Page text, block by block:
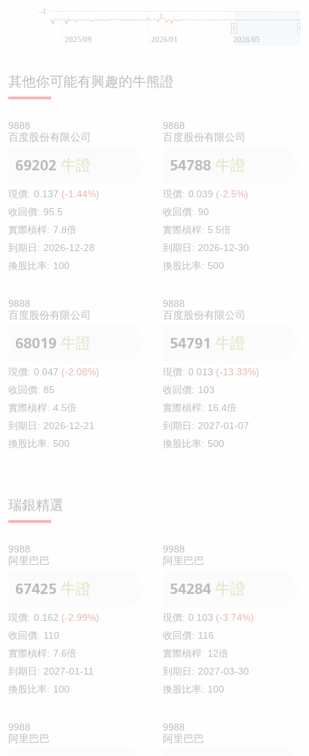
-4
2025/09 2026/01 2026/05
其他你可能有興趣的牛熊證
9888
百度股份有限公司
69202 牛證
現價: 0.137 (-1.44%)
收回價: 95.5
實際槓桿: 7.8倍
到期日: 2026-12-28
換股比率: 100
9888
百度股份有限公司
54788 牛證
現價: 0.039 (-2.5%)
收回價: 90
實際槓桿: 5.5倍
到期日: 2026-12-30
換股比率: 500
9888
百度股份有限公司
68019 牛證
現價: 0.047 (-2.08%)
收回價: 85
實際槓桿: 4.5倍
到期日: 2026-12-21
換股比率: 500
9888
百度股份有限公司
54791 牛證
現價: 0.013 (-13.33%)
收回價: 103
實際槓桿: 16.4倍
到期日: 2027-01-07
換股比率: 500
瑞銀精選
9988
阿里巴巴
67425 牛證
現價: 0.162 (-2.99%)
收回價: 110
實際槓桿: 7.6倍
到期日: 2027-01-11
換股比率: 100
9988
阿里巴巴
54284 牛證
現價: 0.103 (-3.74%)
收回價: 116
實際槓桿: 12倍
到期日: 2027-03-30
換股比率: 100
9988
阿里巴巴
9988
阿里巴巴